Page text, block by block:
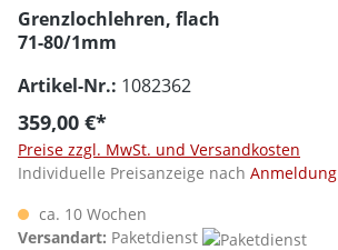
Grenzlochlehren, flach
71-80/1mm
Artikel-Nr.: 1082362
359,00 €*
Preise zzgl. MwSt. und Versandkosten
Individuelle Preisanzeige nach Anmeldung
ca. 10 Wochen
Versandart: Paketdienst